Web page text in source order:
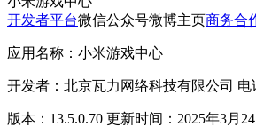
开发者平台微信公众号微博主页商务合
应用名称：小米游戏中心
开发者：北京瓦力网络科技有限公司 电
版本：13.5.0.70 更新时间：2025年3月24